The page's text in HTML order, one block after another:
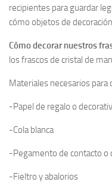
recipientes para guardar
cómo objetos de
Cómo decorar nuestros
los frascos de cristal de
Materiales necesarios para
-Papel de regalo o
-Cola blanca
-Pegamento de contacto o
-Fieltro y abalorios